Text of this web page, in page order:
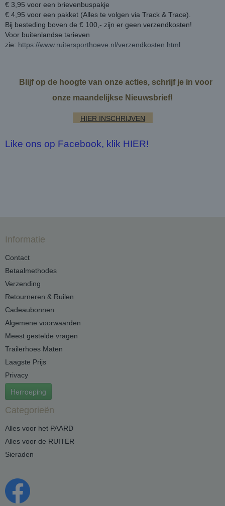
€ 3,95 voor een brievenbuspakje
€ 4,95 voor een pakket (Alles te volgen via Track & Trace).
Bij besteding boven de € 100,- zijn er geen verzendkosten!
Voor buitenlandse tarieven
zie: https://www.ruitersporthoeve.nl/verzendkosten.html
Blijf op de hoogte van onze acties, schrijf je in voor
onze maandelijkse Nieuwsbrief!
HIER INSCHRIJVEN
Like ons op Facebook, klik HIER!
Informatie
Contact
Betaalmethodes
Verzending
Retourneren & Ruilen
Cadeaubonnen
Algemene voorwaarden
Meest gestelde vragen
Trailerhoes Maten
Laagste Prijs
Privacy
Herroeping
Categorieën
Alles voor het PAARD
Alles voor de RUITER
Sieraden